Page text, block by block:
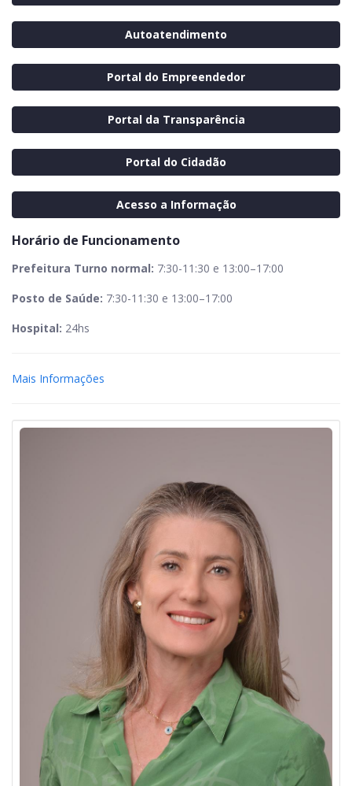
Autoatendimento
Portal do Empreendedor
Portal da Transparência
Portal do Cidadão
Acesso a Informação
Horário de Funcionamento
Prefeitura Turno normal: 7:30-11:30 e 13:00–17:00
Posto de Saúde: 7:30-11:30 e 13:00–17:00
Hospital: 24hs
Mais Informações